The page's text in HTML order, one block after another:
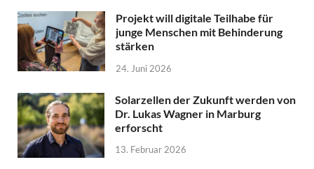
Projekt will digitale Teilhabe für
junge Menschen mit Behinderung
stärken
24. Juni 2026
Solarzellen der Zukunft werden von
Dr. Lukas Wagner in Marburg
erforscht
13. Februar 2026